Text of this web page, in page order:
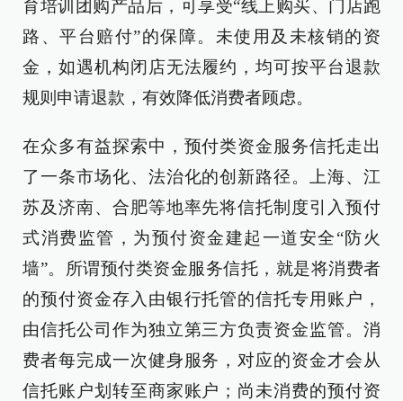
育培训团购产品后，可享受“线上购买、门店跑
路、平台赔付”的保障。未使用及未核销的资
金，如遇机构闭店无法履约，均可按平台退款
规则申请退款，有效降低消费者顾虑。
在众多有益探索中，预付类资金服务信托走出
了一条市场化、法治化的创新路径。上海、江
苏及济南、合肥等地率先将信托制度引入预付
式消费监管，为预付资金建起一道安全“防火
墙”。所谓预付类资金服务信托，就是将消费者
的预付资金存入由银行托管的信托专用账户，
由信托公司作为独立第三方负责资金监管。消
费者每完成一次健身服务，对应的资金才会从
信托账户划转至商家账户；尚未消费的预付资